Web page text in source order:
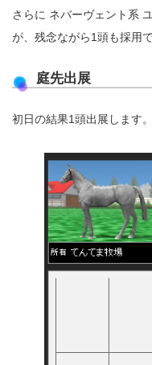
さらに ネバーヴェント系
が、残念ながら1頭も採用
庭先出展
初日の結果1頭出展します。